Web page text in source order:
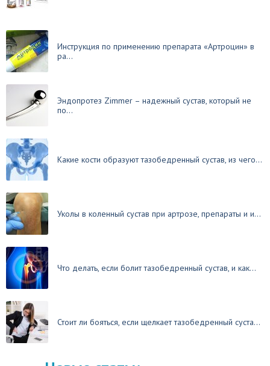
Инструкция по применению препарата «Артроцин» в
ра...
Эндопротез Zimmer – надежный сустав, который не
по...
Какие кости образуют тазобедренный сустав, из чего...
Уколы в коленный сустав при артрозе, препараты и и...
Что делать, если болит тазобедренный сустав, и как...
Стоит ли бояться, если щелкает тазобедренный суста...